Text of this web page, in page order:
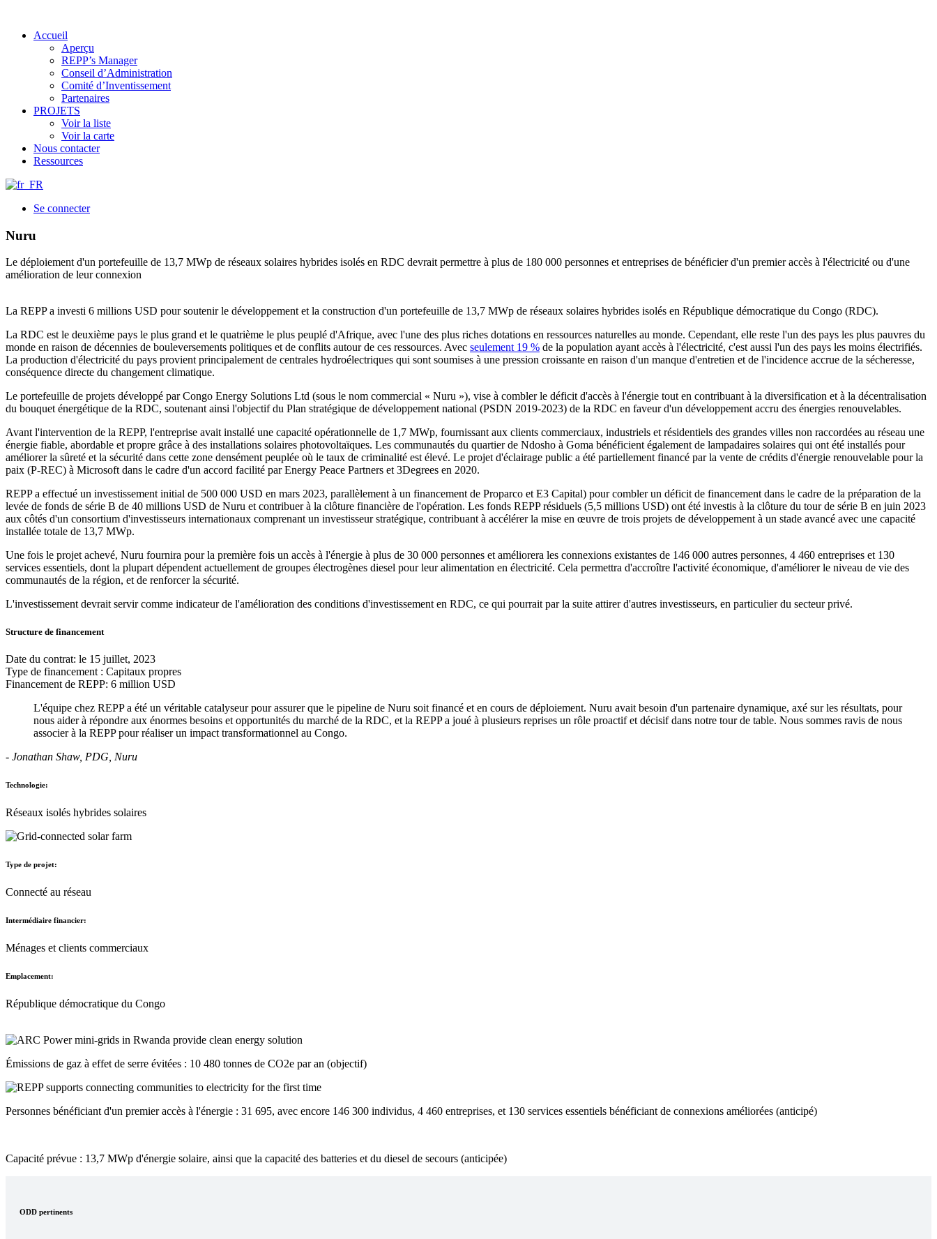
Accueil
Aperçu
REPP’s Manager
Conseil d’Administration
Comité d’Inventissement
Partenaires
PROJETS
Voir la liste
Voir la carte
Nous contacter
Ressources
Se connecter
Nuru
Le déploiement d'un portefeuille de 13,7 MWp de réseaux solaires hybrides isolés en RDC devrait permettre à plus de 180 000 personnes et entreprises de bénéficier d'un premier accès à l'électricité ou d'une
amélioration de leur connexion
La REPP a investi 6 millions USD pour soutenir le développement et la construction d'un portefeuille de 13,7 MWp de réseaux solaires hybrides isolés en République démocratique du Congo (RDC).
La RDC est le deuxième pays le plus grand et le quatrième le plus peuplé d'Afrique, avec l'une des plus riches dotations en ressources naturelles au monde. Cependant, elle reste l'un des pays les plus pauvres du
monde en raison de décennies de bouleversements politiques et de conflits autour de ces ressources. Avec seulement 19 % de la population ayant accès à l'électricité, c'est aussi l'un des pays les moins électrifiés.
La production d'électricité du pays provient principalement de centrales hydroélectriques qui sont soumises à une pression croissante en raison d'un manque d'entretien et de l'incidence accrue de la sécheresse,
conséquence directe du changement climatique.
Le portefeuille de projets développé par Congo Energy Solutions Ltd (sous le nom commercial « Nuru »), vise à combler le déficit d'accès à l'énergie tout en contribuant à la diversification et à la décentralisation
du bouquet énergétique de la RDC, soutenant ainsi l'objectif du Plan stratégique de développement national (PSDN 2019-2023) de la RDC en faveur d'un développement accru des énergies renouvelables.
Avant l'intervention de la REPP, l'entreprise avait installé une capacité opérationnelle de 1,7 MWp, fournissant aux clients commerciaux, industriels et résidentiels des grandes villes non raccordées au réseau une
énergie fiable, abordable et propre grâce à des installations solaires photovoltaïques. Les communautés du quartier de Ndosho à Goma bénéficient également de lampadaires solaires qui ont été installés pour
améliorer la sûreté et la sécurité dans cette zone densément peuplée où le taux de criminalité est élevé. Le projet d'éclairage public a été partiellement financé par la vente de crédits d'énergie renouvelable pour la
paix (P-REC) à Microsoft dans le cadre d'un accord facilité par Energy Peace Partners et 3Degrees en 2020.
REPP a effectué un investissement initial de 500 000 USD en mars 2023, parallèlement à un financement de Proparco et E3 Capital) pour combler un déficit de financement dans le cadre de la préparation de la
levée de fonds de série B de 40 millions USD de Nuru et contribuer à la clôture financière de l'opération. Les fonds REPP résiduels (5,5 millions USD) ont été investis à la clôture du tour de série B en juin 2023
aux côtés d'un consortium d'investisseurs internationaux comprenant un investisseur stratégique, contribuant à accélérer la mise en œuvre de trois projets de développement à un stade avancé avec une capacité
installée totale de 13,7 MWp.
Une fois le projet achevé, Nuru fournira pour la première fois un accès à l'énergie à plus de 30 000 personnes et améliorera les connexions existantes de 146 000 autres personnes, 4 460 entreprises et 130
services essentiels, dont la plupart dépendent actuellement de groupes électrogènes diesel pour leur alimentation en électricité. Cela permettra d'accroître l'activité économique, d'améliorer le niveau de vie des
communautés de la région, et de renforcer la sécurité.
L'investissement devrait servir comme indicateur de l'amélioration des conditions d'investissement en RDC, ce qui pourrait par la suite attirer d'autres investisseurs, en particulier du secteur privé.
Structure de financement
Date du contrat: le 15 juillet, 2023
Type de financement : Capitaux propres
Financement de REPP: 6 million USD
L'équipe chez REPP a été un véritable catalyseur pour assurer que le pipeline de Nuru soit financé et en cours de déploiement. Nuru avait besoin d'un partenaire dynamique, axé sur les résultats, pour
nous aider à répondre aux énormes besoins et opportunités du marché de la RDC, et la REPP a joué à plusieurs reprises un rôle proactif et décisif dans notre tour de table. Nous sommes ravis de nous
associer à la REPP pour réaliser un impact transformationnel au Congo.
- Jonathan Shaw, PDG, Nuru
Technologie:
Réseaux isolés hybrides solaires
Type de projet:
Connecté au réseau
Intermédiaire financier:
Ménages et clients commerciaux
Emplacement:
République démocratique du Congo
Émissions de gaz à effet de serre évitées : 10 480 tonnes de CO2e par an (objectif)
Personnes bénéficiant d'un premier accès à l'énergie : 31 695, avec encore 146 300 individus, 4 460 entreprises, et 130 services essentiels bénéficiant de connexions améliorées (anticipé)
Capacité prévue : 13,7 MWp d'énergie solaire, ainsi que la capacité des batteries et du diesel de secours (anticipée)
ODD pertinents